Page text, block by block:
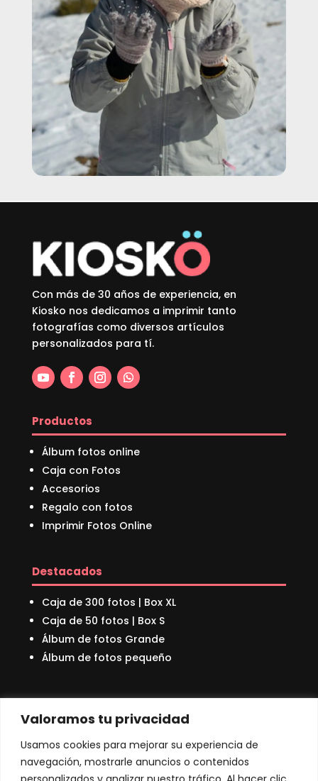
Valoramos tu privacidad
Usamos cookies para mejorar su experiencia de
navegación, mostrarle anuncios o contenidos
Con más de 30 años de experiencia, en
Kiosko nos dedicamos a imprimir tanto
fotografías como diversos artículos
personalizados para tí.
Productos
Álbum fotos online
Caja con Fotos
Accesorios
Regalo con fotos
Imprimir Fotos Online
Destacados
Caja de 300 fotos | Box XL
Caja de 50 fotos | Box S
Álbum de fotos Grande
Álbum de fotos pequeño
Sobre nosotros
Nuestro Bosque
Preguntas Frecuentes